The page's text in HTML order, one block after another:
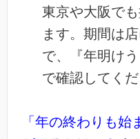
東京や大阪で
ます。期間は
で、『年明け
で確認してくだ
「年の終わりも始